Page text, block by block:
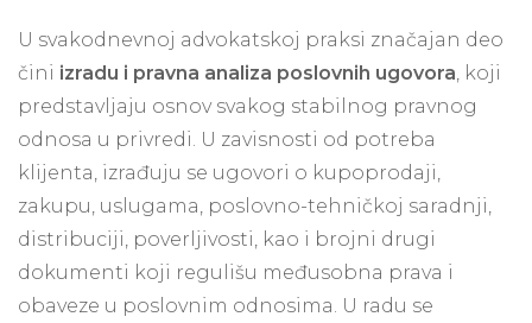
U svakodnevnoj advokatskoj praksi značajan deo
čini izradu i pravna analiza poslovnih ugovora, koji
predstavljaju osnov svakog stabilnog pravnog
odnosa u privredi. U zavisnosti od potreba
klijenta, izrađuju se ugovori o kupoprodaji,
zakupu, uslugama, poslovno-tehničkoj saradnji,
distribuciji, poverljivosti, kao i brojni drugi
dokumenti koji regulišu međusobna prava i
obaveze u poslovnim odnosima. U radu se